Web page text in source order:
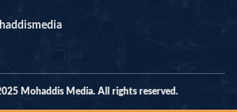
Mohaddis Media. All rights reserved.